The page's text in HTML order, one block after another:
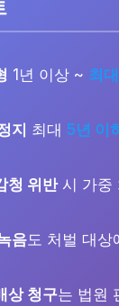
1년 이상 ~ 최
지 최대 5년 이
청 위반시 가중
음도 처벌 대상
상 청구는 법원